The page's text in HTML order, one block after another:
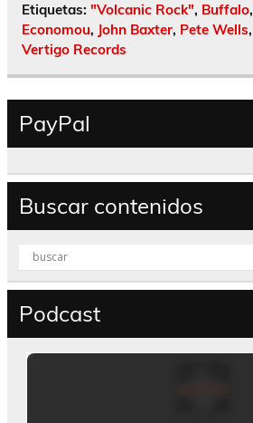
Etiquetas: "Volcanic Rock", Buffalo,
Economou, John Baxter, Pete Wells,
Vertigo Records
PayPal
Buscar contenidos
Podcast